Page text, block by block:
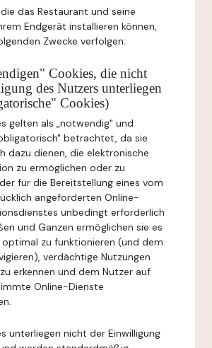
das Restaurant und seine
Endgerät installieren können,
Zwecke verfolgen:
Cookies, die nicht
des Nutzers unterliegen
Cookies)
gelten als „notwendig" und
betrachtet, da sie
dazu dienen, die elektronische
zu ermöglichen oder zu
für die Bereitstellung eines vom
angeforderten Online-
unbedingt erforderlich
und Ganzen ermöglichen sie es
zu funktionieren (und dem
verdächtige Nutzungen
erkennen und dem Nutzer auf
Online-Dienste
unterliegen nicht der Einwilligung